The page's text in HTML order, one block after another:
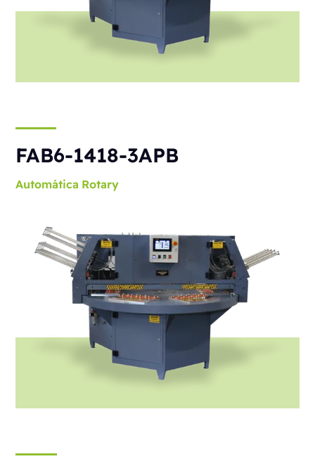
FAB6-1418-3APB
Automática Rotary